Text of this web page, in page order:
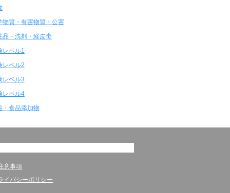
物質・有害物質・公害
品・洗剤・経皮毒
レベル1
レベル2
レベル3
レベル4
・食品添加物
意事項
イバシーポリシー